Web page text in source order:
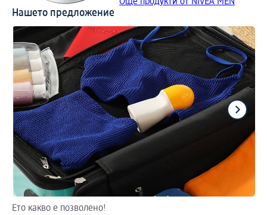
Нашето предложение
Ето какво е позволено!